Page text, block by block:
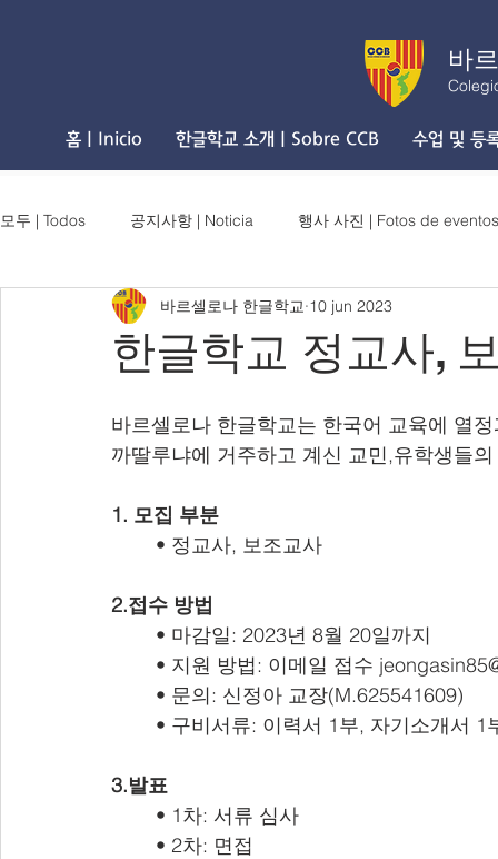
바
홈 | Inicio 한글학교 소개 | Sobre CCB 수업 및 등
모두 | Todos 공지사항 | Noticia 행사 사진 | Fotos de eventos
한글학교 정교사,
바르셀로나 한글학교 10 jun 2023
바르셀로나 한글학교는 한국어 교육에 열
까딸루냐에 거주하고 계신 교민,유학생들
1. 모집 부분
	• 정교사, 보조교사
2.접수 방법
	• 마감일: 2023년 8월 20일까지
• 지원 방법: 이메일 접수
	• 문의: 신정아 교장(M.625541609)
• 구비서류: 이력서 1부, 자기소개서 1
3.발표
	• 1차: 서류 심사
	• 2차: 면접